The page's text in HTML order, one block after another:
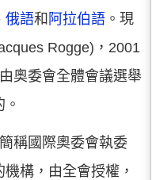
俄語和 阿拉伯語 。現
Rogge)，2001
奧委會全體會議選舉
簡稱國際奧委會執委
構，由全會授權，